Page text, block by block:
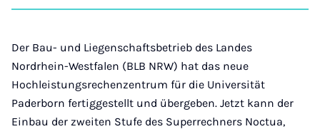
auf auf auf auf über
Der Bau- und Liegenschaftsbetrieb des Landes
Nordrhein-Westfalen (BLB NRW) hat das neue
Hochleistungsrechenzentrum für die Universität
Paderborn fertiggestellt und übergeben. Jetzt kann der
Einbau der zweiten Stufe des Superrechners Noctua,